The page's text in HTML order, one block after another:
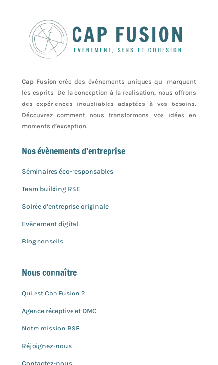
Cap Fusion crée des événements uniques qui marquent
les esprits. De la conception à la réalisation, nous offrons
des expériences inoubliables adaptées à vos besoins.
Découvrez comment nous transformons vos idées en
moments d’exception.
Nos évènements d’entreprise
Séminaires éco-responsables
Team building RSE
Soirée d’entreprise originale
Evènement digital
Blog conseils
Nous connaître
Qui est Cap Fusion ?
Agence réceptive et DMC
Notre mission RSE
Réjoignez-nous
Contactez-nous